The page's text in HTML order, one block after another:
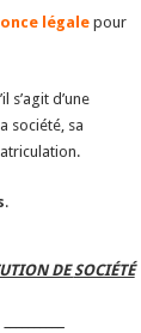
légalepour
d’une
société, sa
.
DESOCIÉTÉ